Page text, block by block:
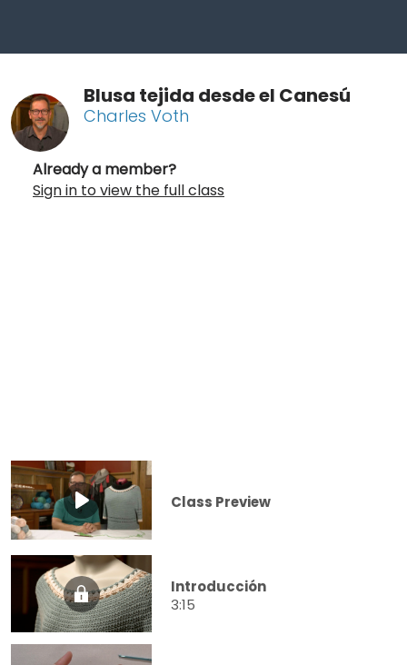
Blusa tejida desde el Canesú
Charles Voth
Already a member?
Sign in to view the full class
Class Preview
Introducción
3:15